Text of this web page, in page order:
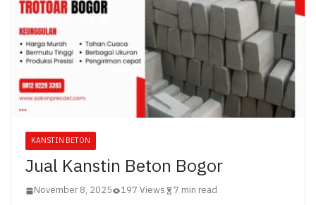
KANSTIN BETON
Jual Kanstin Beton Bogor
November 8, 2025 197 Views 7 min read